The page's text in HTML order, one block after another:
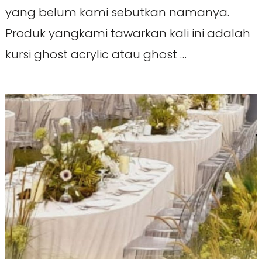
yang belum kami sebutkan namanya.
Produk yangkami tawarkan kali ini adalah
kursi ghost acrylic atau ghost …